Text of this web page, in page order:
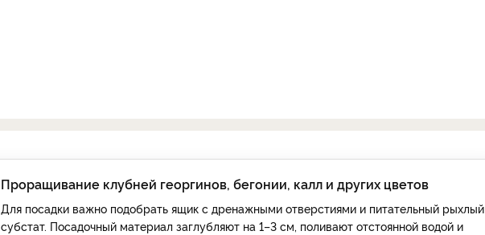
Проращивание клубней георгинов, бегонии, калл и других цветов
Для посадки важно подобрать ящик с дренажными отверстиями и питательный рыхлый
субстат. Посадочный материал заглубляют на 1–3 см, поливают отстоянной водой и